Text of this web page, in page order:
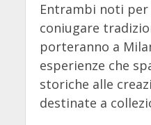
Entrambi noti
coniugare
porteranno a
esperienze che
storiche alle
destinate a